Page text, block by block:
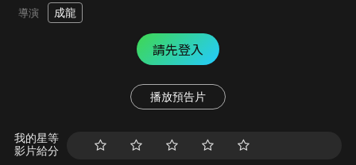
導演 成龍
請先登入
播放預告片
我的星等
影片給分